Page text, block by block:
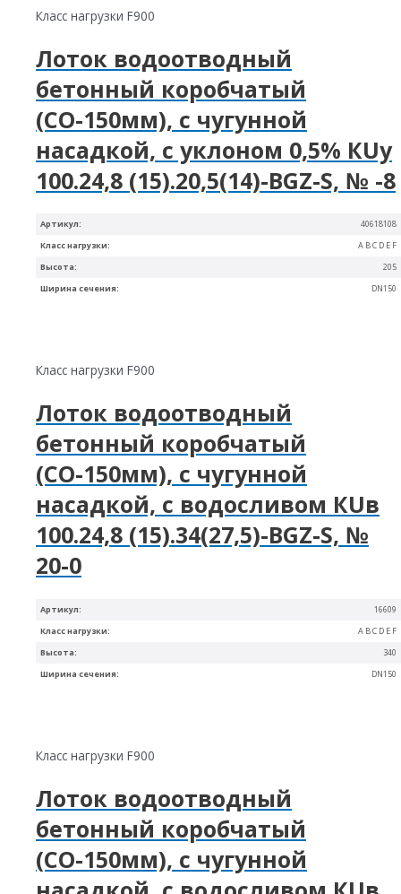
Артикул: 40618108
Ширина сечения: DN150
Высота: 205
Класс нагрузки: A B C D E F
Класс нагрузки F900
Лоток водоотводный
бетонный коробчатый
(СО-150мм), с чугунной
насадкой, с уклоном 0,5% КUу
100.24,8 (15).20,5(14)-BGZ-S, № -8
Артикул: 16609
Ширина сечения: DN150
Высота: 340
Класс нагрузки: A B C D E F
Класс нагрузки F900
Лоток водоотводный
бетонный коробчатый
(СО-150мм), с чугунной
насадкой, с водосливом КUв
100.24,8 (15).34(27,5)-BGZ-S, №
20-0
Класс нагрузки F900
Лоток водоотводный
бетонный коробчатый
(СО-150мм), с чугунной